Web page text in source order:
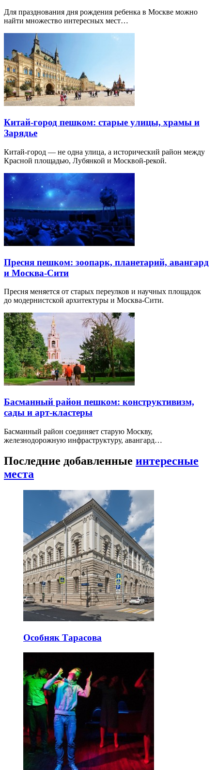
Для празднования дня рождения ребенка в Москве можно
найти множество интересных мест…
Китай-город пешком: старые улицы, храмы и
Зарядье
Китай-город — не одна улица, а исторический район между
Красной площадью, Лубянкой и Москвой-рекой.
Пресня пешком: зоопарк, планетарий, авангард
и Москва-Сити
Пресня меняется от старых переулков и научных площадок
до модернистской архитектуры и Москва-Сити.
Басманный район пешком: конструктивизм,
сады и арт-кластеры
Басманный район соединяет старую Москву,
железнодорожную инфраструктуру, авангард…
Последние добавленные интересные
места
Особняк Тарасова